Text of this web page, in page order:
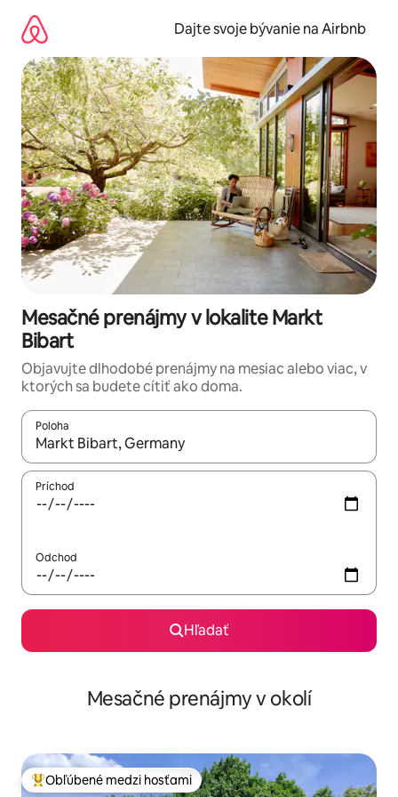
obsah.
Dajte svoje bývanie na Airbnb
Mesačné prenájmy v lokalite Markt
Bibart
Objavujte dlhodobé prenájmy na mesiac alebo viac, v
ktorých sa budete cítiť ako doma.
Poloha
Keď budú výsledky k dispozícii, môžete si ich prechádzať
Príchod
Odchod
Hľadať
Mesačné prenájmy v okolí
Najobľúbenejšie medzi hosťami
Obľúbené medzi hosťami